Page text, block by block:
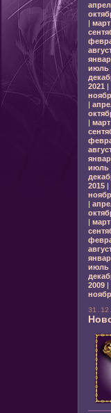
| март
июль
2021 |
|
| март
июль
2015|
|
| март
июль
2009|